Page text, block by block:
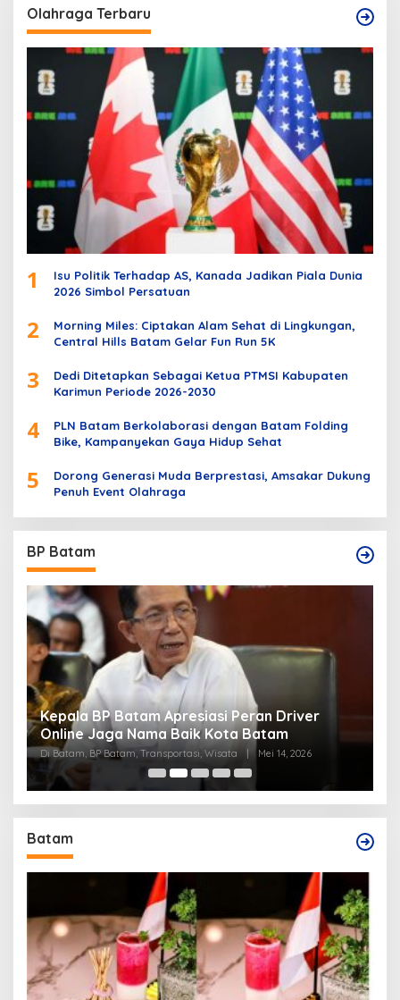
Olahraga Terbaru
1
Isu Politik Terhadap AS, Kanada Jadikan Piala Dunia
2026 Simbol Persatuan
2
Morning Miles: Ciptakan Alam Sehat di Lingkungan,
Central Hills Batam Gelar Fun Run 5K
3
Dedi Ditetapkan Sebagai Ketua PTMSI Kabupaten
Karimun Periode 2026-2030
4
PLN Batam Berkolaborasi dengan Batam Folding
Bike, Kampanyekan Gaya Hidup Sehat
5
Dorong Generasi Muda Berprestasi, Amsakar Dukung
Penuh Event Olahraga
BP Batam
Driver
Mei 14, 2026
Percepat Layanan Izin Lingkungan 29
Batam Dukung Kemudahan Investasi
Di BP Batam | Mei 5, 2026
Batam